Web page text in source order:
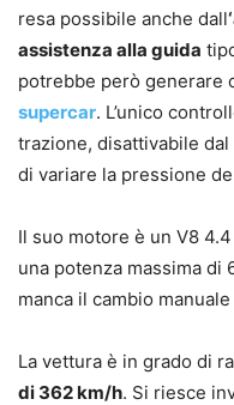
resa possibile anche dall
assistenza alla guida
potrebbe però generare
supercar. L’unico
trazione, disattivabile
di variare la pressione
Il suo motore è un V8
una potenza massima di
manca il cambio
La vettura è in grado di
di 362 km/h. Si riesce